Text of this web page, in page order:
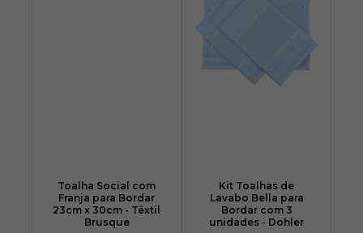
Toalha Social com
Franja para Bordar
23cm x 30cm - Têxtil
Brusque
Kit Toalhas de
Lavabo Bella para
Bordar com 3
unidades - Dohler